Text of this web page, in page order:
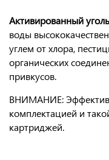
Активированный
воды
углем от хлора,
органических
привкусов.
ВНИМАНИЕ:
комплектацией и
картриджей.